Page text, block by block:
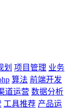
划 项目管理 业务
算法 前端开发
道运营 数据分析
工具推荐 产品运